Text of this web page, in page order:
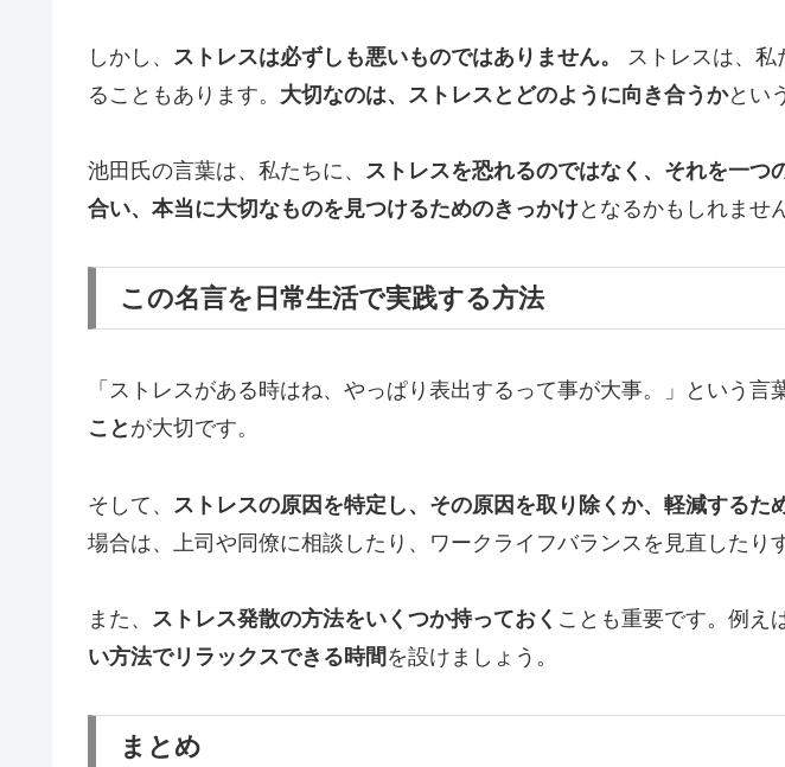
しかし、 ストレスは必ずしも悪いものではありません。
ストレスは、
ることもあります。 大切なのは、ストレスとどのように向き合うかとい
池田氏の言葉は、私たちに、 ストレスを恐れるのではなく、それを一つ
合い、本当に大切なものを見つけるためのきっかけとなるかもしれませ
この名言を日常生活で実践する方法
「ストレスがある時はね、やっぱり表出するって事が大事。」という言
こと が大切です。
そして、 ストレスの原因を特定し、その原因を取り除くか、軽減するた
場合は、上司や同僚に相談したり、ワークライフバランスを見直したり
また、 ストレス発散の方法をいくつか持っておく ことも重要です。例え
い方法でリラックスできる時間 を設けましょう。
まとめ